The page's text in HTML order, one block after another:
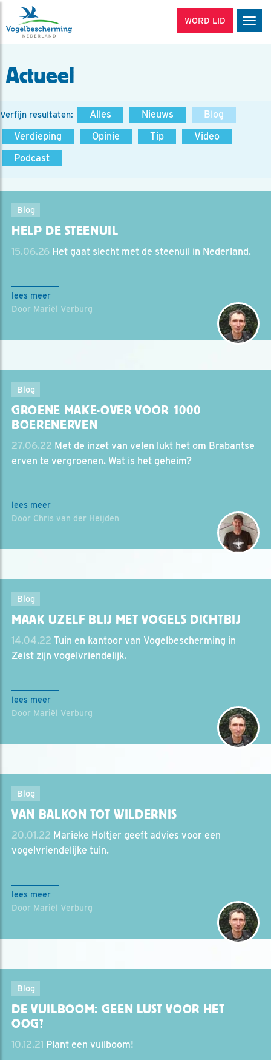
WORD LID
Actueel
Verfijn resultaten: Alles Nieuws
Blog
Verdieping
Opinie Tip
Video
Podcast
Blog
HELP DE STEENUIL
15.06.26 Het gaat slecht met de steenuil in Nederland.
lees meer
Door Mariël Verburg
Blog
GROENE MAKE-OVER VOOR 1000
BOERENERVEN
27.06.22 Met de inzet van velen lukt het om Brabantse
erven te vergroenen. Wat is het geheim?
lees meer
Door Chris van der Heijden
Blog
MAAK UZELF BLIJ MET VOGELS DICHTBIJ
14.04.22 Tuin en kantoor van Vogelbescherming in
Zeist zijn vogelvriendelijk.
lees meer
Door Mariël Verburg
Blog
VAN BALKON TOT WILDERNIS
20.01.22 Marieke Holtjer geeft advies voor een
vogelvriendelijke tuin.
lees meer
Door Mariël Verburg
Blog
DE VUILBOOM: GEEN LUST VOOR HET
OOG?
10.12.21 Plant een vuilboom!